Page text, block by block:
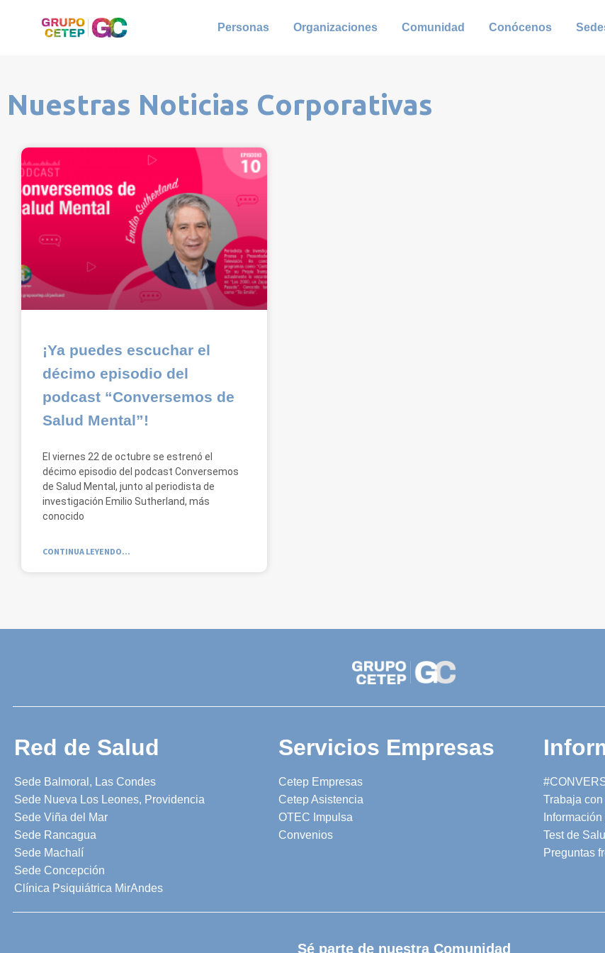
Personas Organizaciones Comunidad Conócenos
Nuestras Noticias Corporativas
¡Ya puedes escuchar el
décimo episodio del
podcast “Conversemos de
Salud Mental”!
El viernes 22 de octubre se estrenó el
décimo episodio del podcast Conversemos
de Salud Mental, junto al periodista de
investigación Emilio Sutherland, más
conocido
CONTINUA LEYENDO...
Red de Salud
Sede Balmoral, Las Condes
Sede Nueva Los Leones, Providencia
Sede Viña del Mar
Sede Rancagua
Sede Machalí
Sede Concepción
Clínica Psiquiátrica MirAndes
Servicios Empresas
Cetep Empresas
Cetep Asistencia
OTEC Impulsa
Convenios
Trabaja
Test de
Preguntas
Sé parte de nuestra Comunidad